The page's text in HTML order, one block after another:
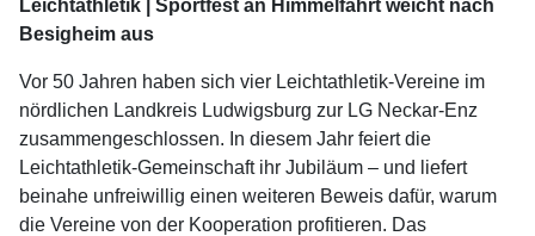
Leichtathletik | Sportfest an Himmelfahrt weicht nach
Besigheim aus
Vor 50 Jahren haben sich vier Leichtathletik-Vereine im
nördlichen Landkreis Ludwigsburg zur LG Neckar-Enz
zusammengeschlossen. In diesem Jahr feiert die
Leichtathletik-Gemeinschaft ihr Jubiläum – und liefert
beinahe unfreiwillig einen weiteren Beweis dafür, warum
die Vereine von der Kooperation profitieren. Das